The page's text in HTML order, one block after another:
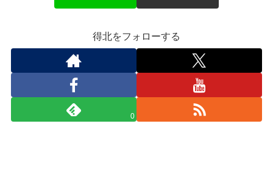
得北をフォローする
0